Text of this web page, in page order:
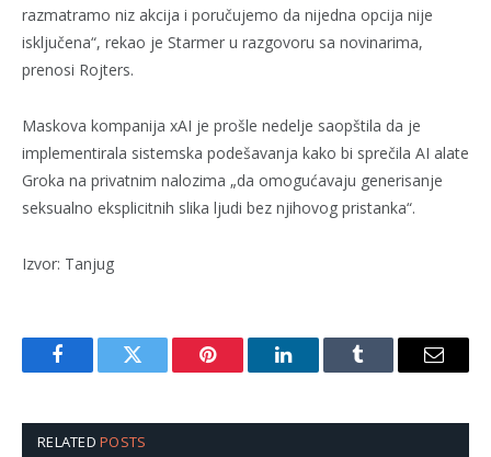
razmatramo niz akcija i poručujemo da nijedna opcija nije
isključena“, rekao je Starmer u razgovoru sa novinarima,
prenosi Rojters.
Maskova kompanija xAI je prošle nedelje saopštila da je
implementirala sistemska podešavanja kako bi sprečila AI alate
Groka na privatnim nalozima „da omogućavaju generisanje
seksualno eksplicitnih slika ljudi bez njihovog pristanka“.
Izvor: Tanjug
FacebookTwitter Pinterest LinkedInTumblr Email
RELATEDPOSTS